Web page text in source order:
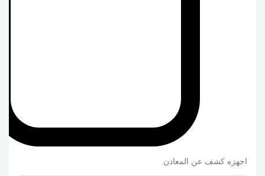
اجهزه كشف عن المعادن